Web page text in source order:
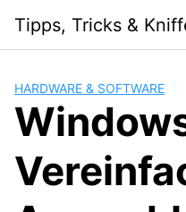
content
Tipps, Tricks &
HARDWARE & SOFTWARE